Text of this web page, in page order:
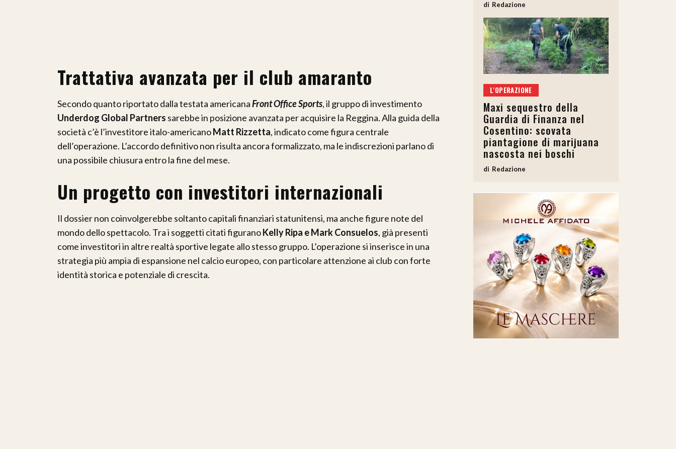
Trattativa avanzata per il club amaranto
Secondo quanto riportato dalla testata americanaFront Office Sports, il gruppo di investimento
Underdog Global Partners sarebbe in posizione avanzata per acquisire la Reggina. Alla guida della
società c’è l’investitore italo-americanoMatt Rizzetta, indicato come figura centrale
dell’operazione. L’accordo definitivo non risulta ancora formalizzato, ma le indiscrezioni parlano di
una possibile chiusura entro la fine del mese.
Un progetto con investitori internazionali
Il dossier non coinvolgerebbe soltanto capitali finanziari statunitensi, ma anche figure note del
mondo dello spettacolo. Tra i soggetti citati figuranoKelly Ripa e Mark Consuelos, già presenti
come investitori in altre realtà sportive legate allo stesso gruppo. L’operazione si inserisce in una
strategia più ampia di espansione nel calcio europeo, con particolare attenzione ai club con forte
identità storica e potenziale di crescita.
Redazione
L'OPERAZIONE
Maxi sequestro della
Guardia di Finanza nel
Cosentino: scovata
piantagione di marijuana
nascosta nei boschi
Redazione